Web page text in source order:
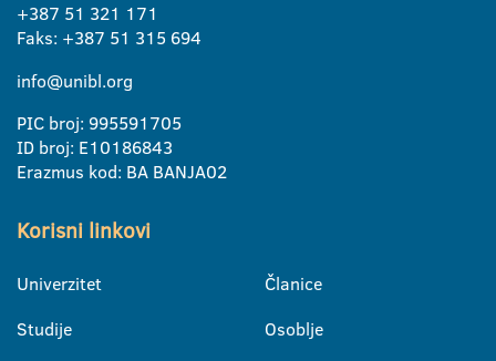
+387 51 321 171
Faks: +387 51 315 694
info@unibl.org
PIC broj: 995591705
ID broj: E10186843
Erazmus kod: BA BANJA02
Korisni linkovi
Univerzitet
Studije
Članice
Osoblje